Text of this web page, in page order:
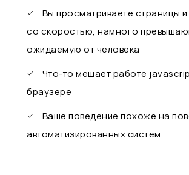
Вы просматриваете страницы и
со скоростью, намного
ожидаемую от человека
Что-то мешает работе
браузере
Ваше поведение похоже на
автоматизированных систем